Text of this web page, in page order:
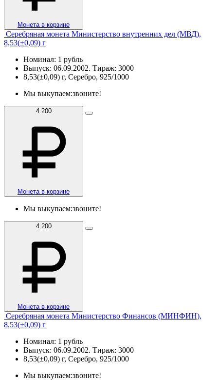
Монета в корзине
Серебряная монета Министерство внутренних дел (МВД),
8,53(±0,09) г
Номинал: 1 рубль
Выпуск: 06.09.2002. Тираж: 3000
8,53(±0,09) г, Серебро, 925/1000
Мы выкупаем:звоните!
4 200
Монета в корзине
Мы выкупаем:звоните!
4 200
Монета в корзине
Серебряная монета Министерство Финансов (МИНФИН),
8,53(±0,09) г
Номинал: 1 рубль
Выпуск: 06.09.2002. Тираж: 3000
8,53(±0,09) г, Серебро, 925/1000
Мы выкупаем:звоните!